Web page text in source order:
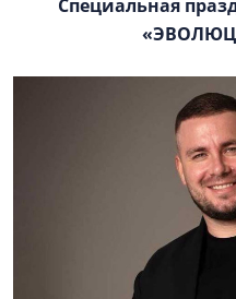
Специальная